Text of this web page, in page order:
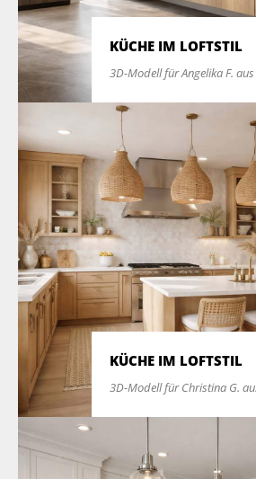
KÜCHE IM LOFTSTIL
3D-Modell für Angelika F.
KÜCHE IM LOFTSTIL
3D-Modell für Christina G.